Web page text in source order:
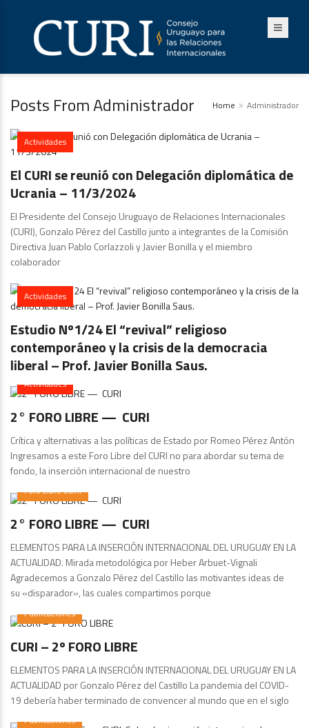
Posts From Administrador Home Administrador
Actividades
El CURI se reunió con Delegación diplomática de
Ucrania – 11/3/2024
El Presidente del Consejo Uruguayo de Relaciones Internacionales
(CURI), Gonzalo Pérez del Castillo junto a integrantes de la Comisión
Directiva Juan Pablo Corlazzoli y Javier Bonilla y el miembro
colaborador
Actividades
Estudio Nº1/24 El “revival” religioso
contemporáneo y la crisis de la democracia
liberal – Prof. Javier Bonilla Saus.
Actividades
2° FORO LIBRE — CURI
Crítica y alternativas a las políticas de Estado por Romeo Pérez Antón
Ingresamos a este Foro Libre del CURI no para abordar su tema de
fondo, la inserción internacional de nuestro
Foro Libre CURI
2° FORO LIBRE — CURI
ELEMENTOS PARA LA INSERCIÓN INTERNACIONAL DEL URUGUAY EN LA
ACTUALIDAD. Mirada metodológica por Heber Arbuet-Vignali
Agradecemos a Gonzalo Pérez del Castillo las motivantes ideas de
su «disparador», las cuales compartimos porque
Publicaciones
CURI – 2º FORO LIBRE
ELEMENTOS PARA LA INSERCIÓN INTERNACIONAL DEL URUGUAY EN LA
ACTUALIDAD por Gonzalo Pérez del Castillo La pandemia del COVID-
19 debería haber terminado de convencer al mundo que en el siglo
Publicaciones